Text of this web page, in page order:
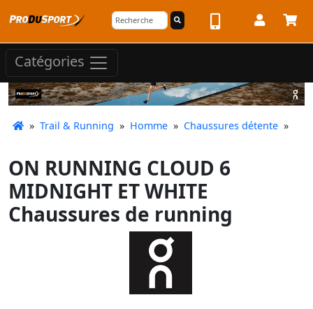
Catégories
» Trail & Running » Homme » Chaussures détente »
ON RUNNING CLOUD 6
MIDNIGHT ET WHITE
Chaussures de running